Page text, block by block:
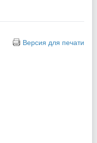
Версия для печати